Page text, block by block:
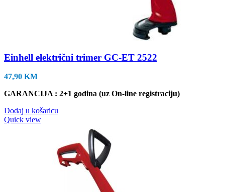
Einhell električni trimer GC-ET 2522
47,90 KM
GARANCIJA : 2+1 godina (uz On-line registraciju)
Dodaj u košaricu
Quick view